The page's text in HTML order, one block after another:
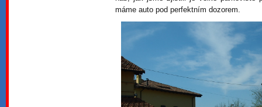
máme auto pod perfektním dozorem.